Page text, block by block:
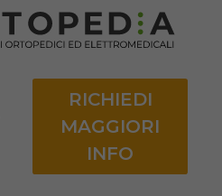
RICHIEDI
MAGGIORI
INFO